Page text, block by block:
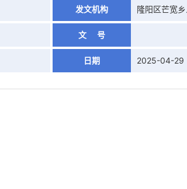
发文机构 隆阳区芒宽
文 号
日期 2025-04-29